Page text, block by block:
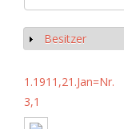
Show
Besitzer
1.1911,21.Jan=Nr.
3,1